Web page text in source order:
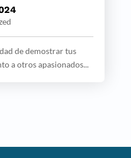
de demostrar tus
a otros apasionados...